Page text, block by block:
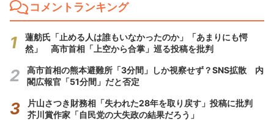
コメントランキング
蓮舫氏「止める人は誰もいなかったのか」「あまりにも愕
然」 高市首相「上空から合掌」巡る投稿を批判
高市首相の熊本避難所「3分間」しか視察せず？SNS拡散 内
閣広報官「51分間」だと否定
片山さつき財務相「失われた28年を取り戻す」投稿に批判
芥川賞作家「自民党の大失政の結果だろう」